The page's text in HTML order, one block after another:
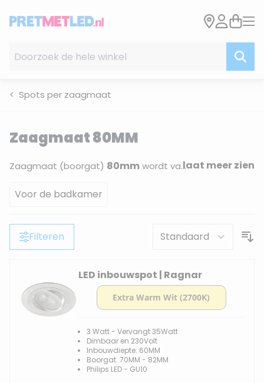
Spots per zaagmaat
Zaagmaat 80MM
Zaagmaat (boorgat) 80mm wordt vaak gekozen wanneer verlichting niet alleen functioneel is, maar ook onderdeel wordt van het interieur. Armaturen in deze maat zijn laat meer zien
Voor de badkamer
Filteren
LED inbouwspot | Ragnar
3 Watt - Vervangt 35Watt
Dimbaar en 230Volt
Inbouwdiepte: 60MM
Boorgat: 70MM - 82MM
Philips LED - GU10